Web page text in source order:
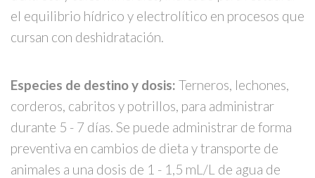
el equilibrio hídrico y electrolítico en procesos que
cursan con deshidratación.
Especies de destino y dosis: Terneros, lechones,
corderos, cabritos y potrillos, para administrar
durante 5 - 7 días. Se puede administrar de forma
preventiva en cambios de dieta y transporte de
animales a una dosis de 1 - 1,5 mL/L de agua de